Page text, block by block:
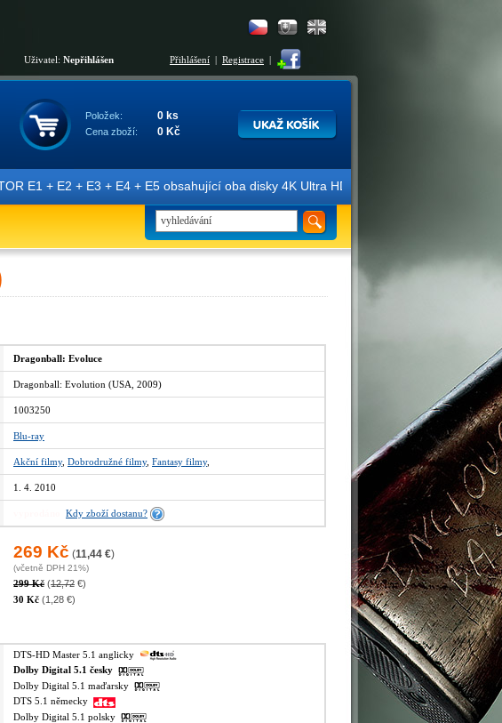
Uživatel: Nepřihlášen Přihlášení | Registrace |
Položek: 0 ks
Cena zboží: 0 Kč
+ E2 + E3 + E4 + E5 obsahující oba disky 4K Ultra HD + Blu-ray 3D/2D. Edice
Dragonball: Evoluce
Dragonball: Evolution (USA, 2009)
1003250
Blu-ray
Akční filmy, Dobrodružné filmy, Fantasy filmy,
1. 4. 2010
Kdy zboží dostanu?
269 Kč (11,44 €)
(včetně DPH 21%)
299 Kč (12,72 €)
30 Kč (1,28 €)
DTS-HD Master 5.1 anglicky
Dolby Digital 5.1 česky
Dolby Digital 5.1 maďarsky
DTS 5.1 německy
Dolby Digital 5.1 polsky